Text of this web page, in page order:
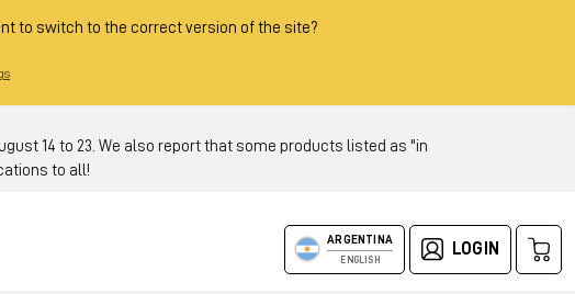
to switch to the correct version of the site?
14 to 23. We also report that some products listed as "in
to all!
ARGENTINA
ENGLISH
LOGIN